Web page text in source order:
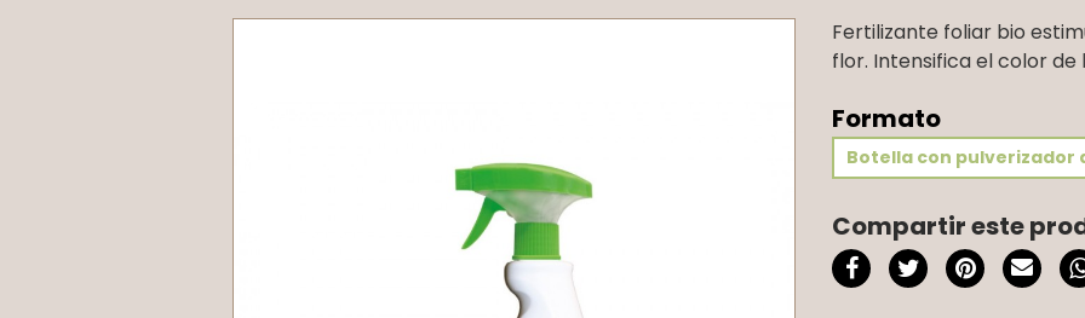
Fertilizante foliar bio
flor. Intensifica el color de
Formato
Botella con pulverizador
Compartir este